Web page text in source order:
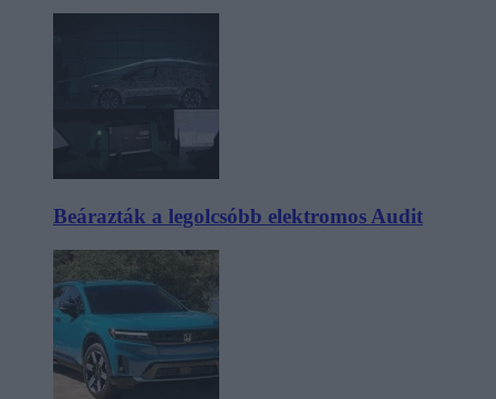
Beárazták a legolcsóbb elektromos Audit